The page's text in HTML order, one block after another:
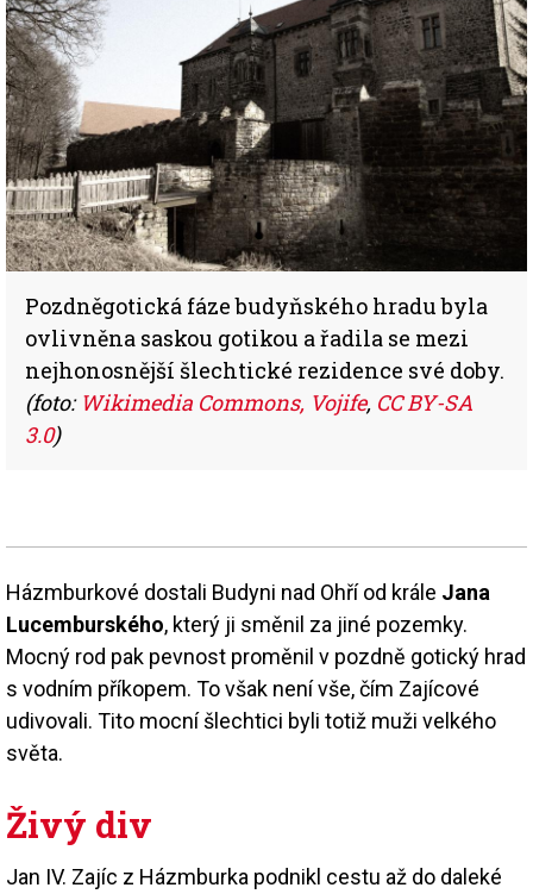
Pozdněgotická fáze budyňského hradu byla
ovlivněna saskou gotikou a řadila se mezi
nejhonosnější šlechtické rezidence své doby.
(foto: Wikimedia Commons, Vojife, CC BY-SA
3.0)
Házmburkové dostali Budyni nad Ohří od krále Jana
Lucemburského, který ji směnil za jiné pozemky.
Mocný rod pak pevnost proměnil v pozdně gotický hrad
s vodním příkopem. To však není vše, čím Zajícové
udivovali. Tito mocní šlechtici byli totiž muži velkého
světa.
Živý div
Jan IV. Zajíc z Házmburka podnikl cestu až do daleké